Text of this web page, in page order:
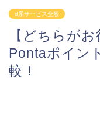
d系サービス全般
【どちらが
Pontaポイン
較！